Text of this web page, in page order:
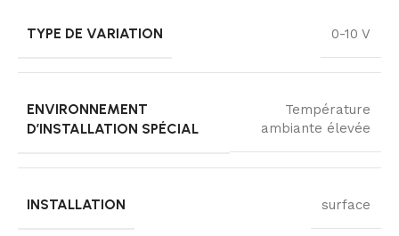
TYPE DE VARIATION 0-10 V
ENVIRONNEMENT
D’INSTALLATION SPÉCIAL
Température
ambiante élevée
INSTALLATION surface